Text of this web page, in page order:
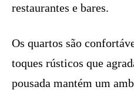
restaurantes e bares.
Os quartos são
toques rústicos que
pousada mantém um